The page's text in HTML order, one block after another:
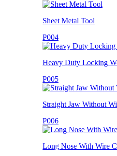
Sheet Metal Tool
P004
Heavy Duty Locking
P005
Straight Jaw Without
P006
Long Nose With Wire